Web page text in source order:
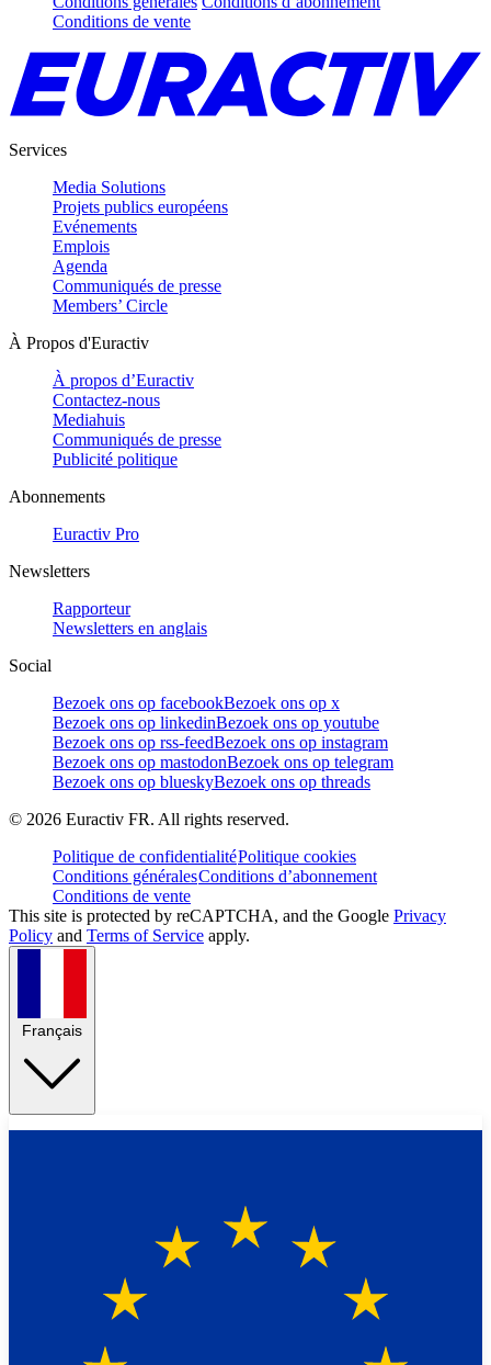
Conditions de vente
Services
Media Solutions
Projets publics européens
Evénements
Emplois
Agenda
Communiqués de presse
Members’ Circle
À Propos d'Euractiv
À propos d’Euractiv
Contactez-nous
Mediahuis
Communiqués de presse
Publicité politique
Abonnements
Euractiv Pro
Newsletters
Rapporteur
Newsletters en anglais
Social
Bezoek ons op facebookBezoek ons op x
Bezoek ons op linkedinBezoek ons op youtube
Bezoek ons op rss-feedBezoek ons op instagram
Bezoek ons op mastodonBezoek ons op telegram
Bezoek ons op blueskyBezoek ons op threads
© 2026 Euractiv FR. All rights reserved.
Politique de confidentialitéPolitique cookies
Conditions généralesConditions d’abonnement
Conditions de vente
This site is protected by reCAPTCHA, and the Google Privacy
Policy and Terms of Service apply.
Français